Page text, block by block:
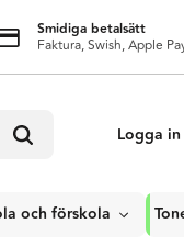
Smidiga betalsätt
Faktura, Swish, Apple
Logga in
och förskola